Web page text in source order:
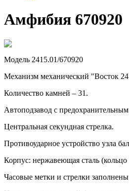
Амфибия 670920
Модель 2415.01/670920
Механизм механический "Восток
Количество камней – 31.
Автоподзавод с
Центральная секундная стрелка.
Противоударное устройство узла
Корпус: нержавеющая сталь (кольцо
Часовые метки и стрелки